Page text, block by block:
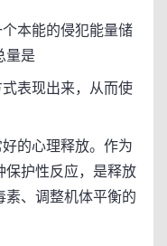
本能的侵犯能量储
量是
表现出来，从而使
的心理释放。作为
保护性反应，是释放
素、调整机体平衡的